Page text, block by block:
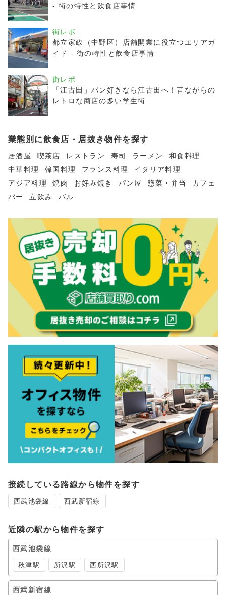
- 街の特性と飲食店事情
街レポ
都立家政（中野区）店舗開業に役立つエリアガ
イド - 街の特性と飲食店事情
街レポ
「江古田」パン好きなら江古田へ！昔ながらの
レトロな商店の多い学生街
業態別に飲食店・居抜き物件を探す
居酒屋 喫茶店 レストラン 寿司 ラーメン
和食料理
中華料理
韓国料理 フランス料理
イタリア料理
アジア料理
焼肉 お好み焼き パン屋 惣菜・弁当
カフェ
バー
立飲み バル
接続している路線から物件を探す
西武池袋線 西武新宿線
近隣の駅から物件を探す
西武池袋線
秋津駅 所沢駅 西所沢駅
西武新宿線